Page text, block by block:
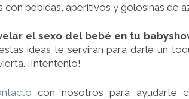
con bebidas, aperitivos y golosinas de
el sexo del bebé en tu
ideas te servirán para darle un
¡Inténtenlo!
con nosotros para ayudarte